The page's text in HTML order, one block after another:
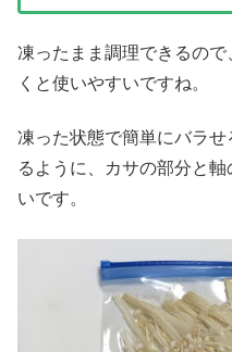
凍ったまま調理できるの
くと使いやすいですね。
凍った状態で簡単にバラ
るように、カサの部分と
いです。